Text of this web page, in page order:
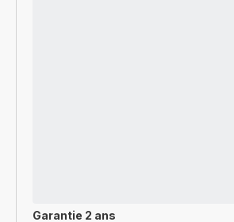
Garantie 2 ans